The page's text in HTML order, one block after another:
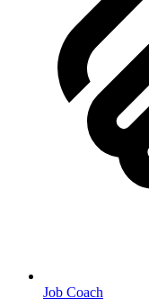
Job Coach